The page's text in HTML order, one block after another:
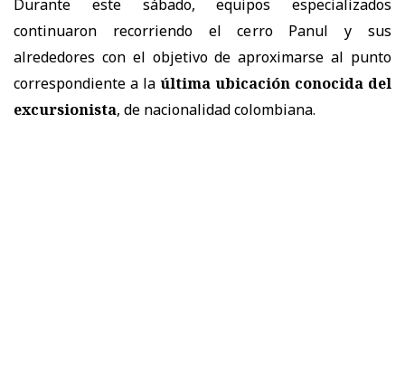
Durante este sábado, equipos especializados
continuaron recorriendo el cerro Panul y sus
alrededores con el objetivo de aproximarse al punto
correspondiente a la última ubicación conocida del
excursionista, de nacionalidad colombiana.